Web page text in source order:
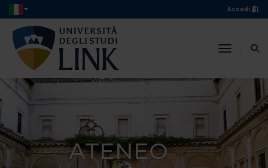
Accedi
toggle
ATENEO